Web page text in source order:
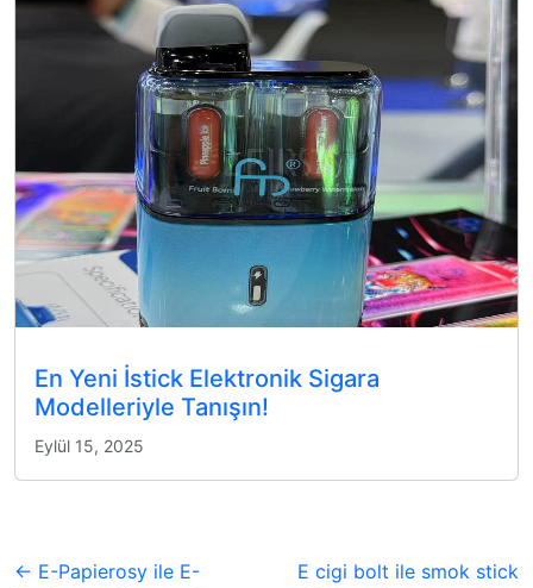
En Yeni İstick Elektronik Sigara
Modelleriyle Tanışın!
Eylül 15, 2025
← E-Papierosy ile E-
E cigi bolt ile smok stick